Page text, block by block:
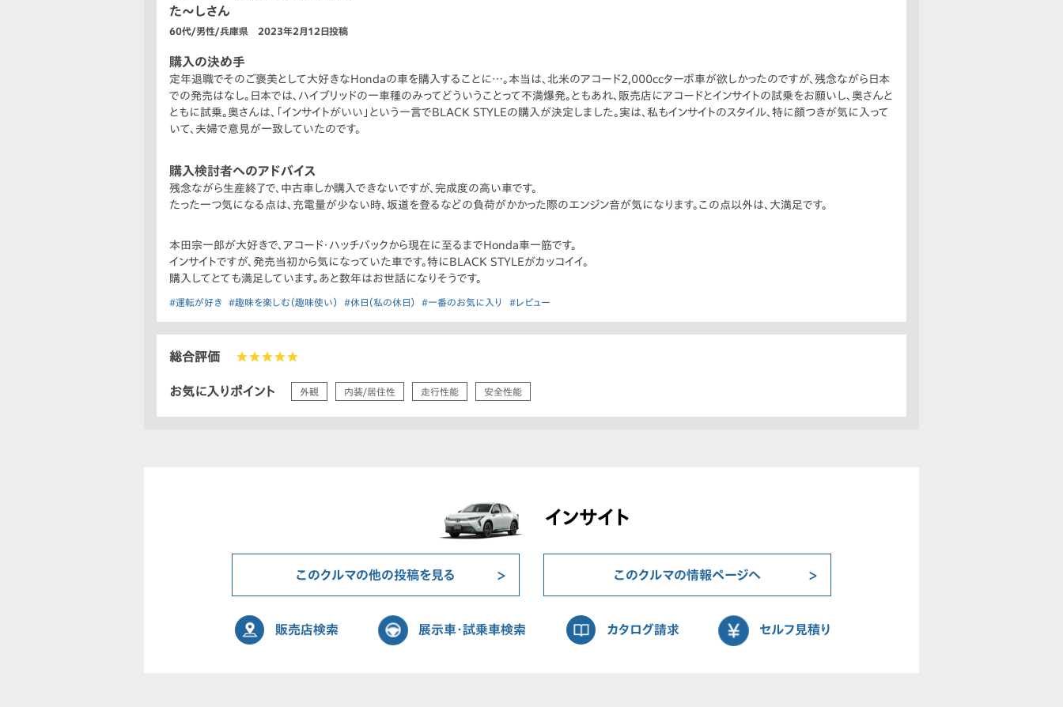
た〜しさん
60代/男性/兵庫県 2023年2月12日投稿
購入の決め手
定年退職でそのご褒美として大好きなHondaの車を購入することに…。本当は、北米のアコード2,000ccターボ車が欲しかったのですが、残念ながら日本
での発売はなし。日本では、ハイブリッドの一車種のみってどういうことって不満爆発。ともあれ、販売店にアコードとインサイトの試乗をお願いし、奥さんと
ともに試乗。奥さんは、「インサイトがいい」という一言でBLACK STYLEの購入が決定しました。実は、私もインサイトのスタイル、特に顔つきが気に入って
いて、夫婦で意見が一致していたのです。
購入検討者へのアドバイス
残念ながら生産終了で、中古車しか購入できないですが、完成度の高い車です。
たった一つ気になる点は、充電量が少ない時、坂道を登るなどの負荷がかかった際のエンジン音が気になります。この点以外は、大満足です。
本田宗一郎が大好きで、アコード・ハッチバックから現在に至るまでHonda車一筋です。
インサイトですが、発売当初から気になっていた車です。特にBLACK STYLEがカッコイイ。
購入してとても満足しています。あと数年はお世話になりそうです。
#運転が好き #趣味を楽しむ（趣味使い） #休日（私の休日） #一番のお気に入り #レビュー
総合評価 ★★★★★
お気に入りポイント 外観 内装/居住性 走行性能 安全性能
インサイト
このクルマの他の投稿を見る このクルマの情報ページへ
販売店検索 展示車・試乗車検索 カタログ請求 セルフ見積り